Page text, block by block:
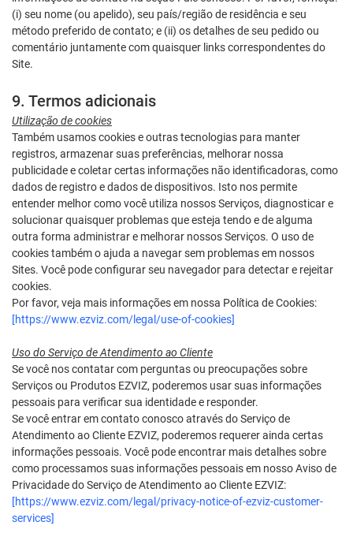
(i) seu nome (ou apelido), seu país/região de residência e seu
método preferido de contato; e (ii) os detalhes de seu pedido ou
comentário juntamente com quaisquer links correspondentes do
Site.
9. Termos adicionais
Utilização de cookies
Também usamos cookies e outras tecnologias para manter
registros, armazenar suas preferências, melhorar nossa
publicidade e coletar certas informações não identificadoras, como
dados de registro e dados de dispositivos. Isto nos permite
entender melhor como você utiliza nossos Serviços, diagnosticar e
solucionar quaisquer problemas que esteja tendo e de alguma
outra forma administrar e melhorar nossos Serviços. O uso de
cookies também o ajuda a navegar sem problemas em nossos
Sites. Você pode configurar seu navegador para detectar e rejeitar
cookies.
Por favor, veja mais informações em nossa Política de Cookies:
[https://www.ezviz.com/legal/use-of-cookies]
Uso do Serviço de Atendimento ao Cliente
Se você nos contatar com perguntas ou preocupações sobre
Serviços ou Produtos EZVIZ, poderemos usar suas informações
pessoais para verificar sua identidade e responder.
Se você entrar em contato conosco através do Serviço de
Atendimento ao Cliente EZVIZ, poderemos requerer ainda certas
informações pessoais. Você pode encontrar mais detalhes sobre
como processamos suas informações pessoais em nosso Aviso de
Privacidade do Serviço de Atendimento ao Cliente EZVIZ:
[https://www.ezviz.com/legal/privacy-notice-of-ezviz-customer-
services]